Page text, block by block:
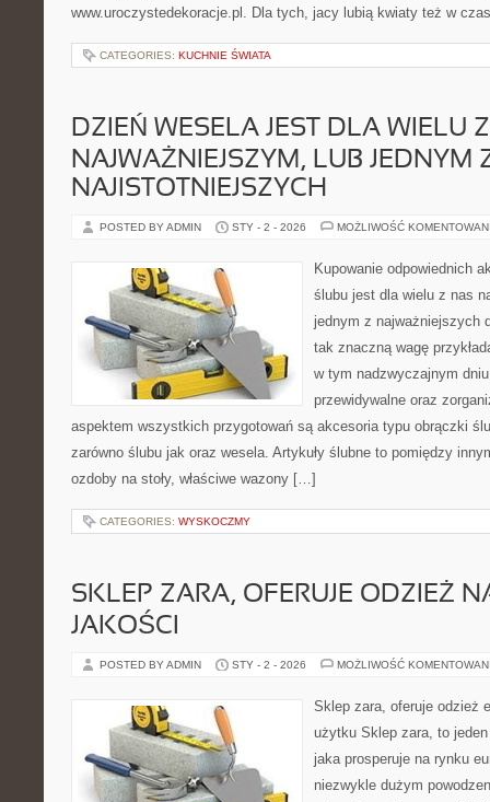
www.uroczystedekoracje.pl. Dla tych, jacy lubią kwiaty też w
CATEGORIES: KUCHNIE ŚWIATA
DZIEŃ WESELA JEST DLA WIELU
NAJWAŻNIEJSZYM, LUB JEDNYM
NAJISTOTNIEJSZYCH
POSTED BY ADMIN STY - 2 - 2026 MOŻLIWOŚĆ
Kupowanie odpowiednich
ślubu jest dla wielu z nas
jednym z najważniejszych
tak znaczną wagę
w tym nadzwyczajnym dniu
przewidywalne oraz
aspektem wszystkich przygotowań są akcesoria typu obrączki
zarówno ślubu jak oraz wesela. Artykuły ślubne to pomiędzy
ozdoby na stoły, właściwe wazony […]
CATEGORIES: WYSKOCZMY
SKLEP ZARA, OFERUJE ODZIEŻ
JAKOŚCI
POSTED BY ADMIN STY - 2 - 2026 MOŻLIWOŚĆ
Sklep zara, oferuje odzież
użytku Sklep zara, to
jaka prosperuje na rynku
niezwykle dużym